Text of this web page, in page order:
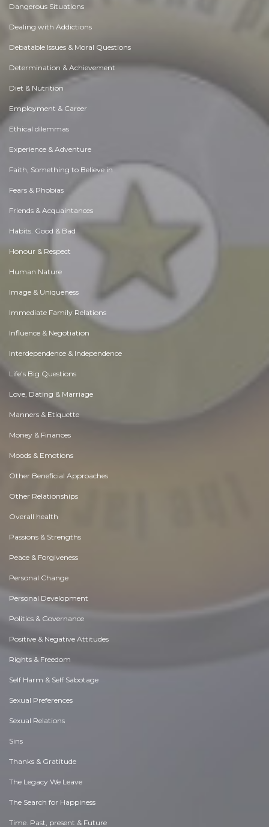
Dangerous Situations
Dealing with Addictions
Debatable Issues & Moral Questions
Determination & Achievement
Diet & Nutrition
Employment & Career
Ethical dilemmas
Experience & Adventure
Faith, Something to Believe in
Fears & Phobias
Friends & Acquaintances
Habits. Good & Bad
Honour & Respect
Human Nature
Image & Uniqueness
Immediate Family Relations
Influence & Negotiation
Interdependence & Independence
Life's Big Questions
Love, Dating & Marriage
Manners & Etiquette
Money & Finances
Moods & Emotions
Other Beneficial Approaches
Other Relationships
Overall health
Passions & Strengths
Peace & Forgiveness
Personal Change
Personal Development
Politics & Governance
Positive & Negative Attitudes
Rights & Freedom
Self Harm & Self Sabotage
Sexual Preferences
Sexual Relations
Sins
Thanks & Gratitude
The Legacy We Leave
The Search for Happiness
Time. Past, present & Future